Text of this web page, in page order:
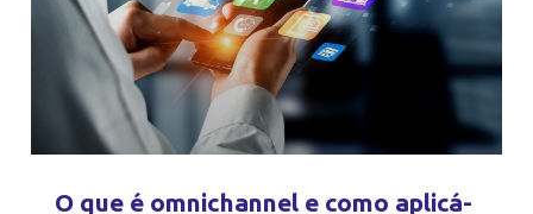
O que é omnichannel e como aplicá-